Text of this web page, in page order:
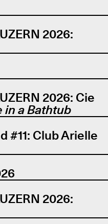
2026:
2026: Cie
in a Bathtub
#11: Club Arielle
2026: